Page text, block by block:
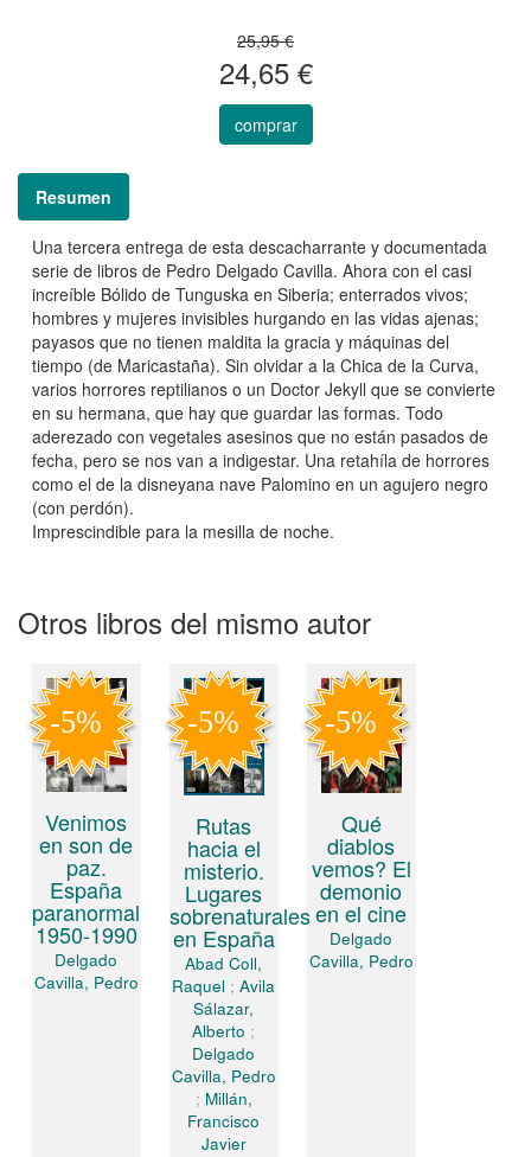
25,95 €
24,65 €
comprar
Resumen
Una tercera entrega de esta descacharrante y documentada
serie de libros de Pedro Delgado Cavilla. Ahora con el casi
increíble Bólido de Tunguska en Siberia; enterrados vivos;
hombres y mujeres invisibles hurgando en las vidas ajenas;
payasos que no tienen maldita la gracia y máquinas del
tiempo (de Maricastaña). Sin olvidar a la Chica de la Curva,
varios horrores reptilianos o un Doctor Jekyll que se convierte
en su hermana, que hay que guardar las formas. Todo
aderezado con vegetales asesinos que no están pasados de
fecha, pero se nos van a indigestar. Una retahíla de horrores
como el de la disneyana nave Palomino en un agujero negro
(con perdón).
Imprescindible para la mesilla de noche.
Otros libros del mismo autor
Venimos
en son de
paz.
España
paranormal
1950-1990
Delgado
Cavilla, Pedro
Rutas
hacia el
misterio.
Lugares
sobrenaturales
en España
Abad Coll,
Raquel ;Avila
Sálazar,
Alberto ;
Delgado
Cavilla, Pedro
; Millán,
Francisco
Javier
Qué
diablos
vemos? El
demonio
en el cine
Delgado
Cavilla, Pedro